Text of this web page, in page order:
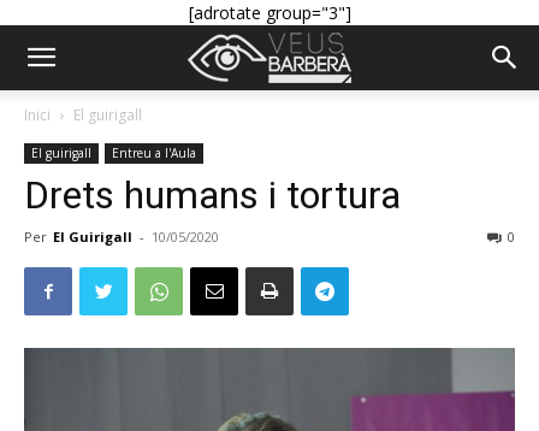
[adrotate group="3"]
Inici El guirigall
El guirigall Entreu a l'Aula
Drets humans i tortura
Per El Guirigall - 10/05/2020 0